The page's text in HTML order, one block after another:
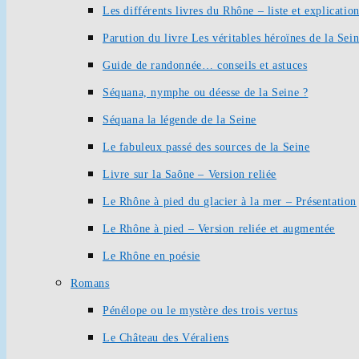
Les différents livres du Rhône – liste et
Parution du livre Les véritables héroïnes de la
Guide de randonnée… conseils et astuces
Séquana, nymphe ou déesse de la Seine ?
Séquana la légende de la Seine
Le fabuleux passé des sources de la Seine
Livre sur la Saône – Version reliée
Le Rhône à pied du glacier à la mer – Présentation
Le Rhône à pied – Version reliée et augmentée
Le Rhône en poésie
Romans
Pénélope ou le mystère des trois vertus
Le Château des Véraliens